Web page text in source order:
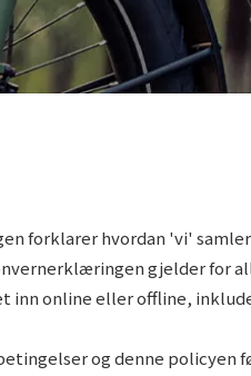
forklarer hvordan 'vi'
gjelder for
inn online eller offline,
og denne